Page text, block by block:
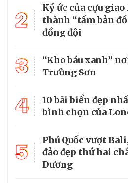
2
Ký ức của cựu
thành “tấm bản
đồng đội
3
“Kho báu xanh”
Trường Sơn
4
10 bãi biển đẹp
bình chọn của
5
Phú Quốc vượt
đảo đẹp thứ hai
Dương